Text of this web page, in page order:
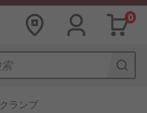
0
クランプ